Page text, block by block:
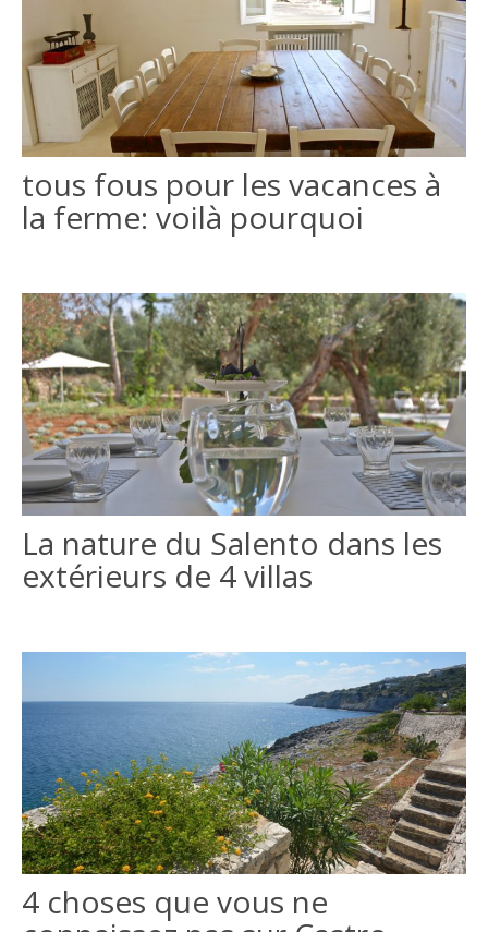
tous fous pour les vacances à
la ferme: voilà pourquoi
La nature du Salento dans les
extérieurs de 4 villas
4 choses que vous ne